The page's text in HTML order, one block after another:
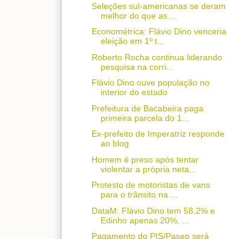
Seleções sul-americanas se deram
melhor do que as ...
Econométrica: Flávio Dino venceria
eleição em 1º t...
Roberto Rocha continua liderando
pesquisa na corri...
Flávio Dino ouve população no
interior do estado
Prefeitura de Bacabeira paga
primeira parcela do 1...
Ex-prefeito de Imperatriz responde
ao blog
Homem é preso após tentar
violentar a própria neta...
Protesto de motoristas de vans
para o trânsito na ...
DataM: Flávio Dino tem 58,2% e
Edinho apenas 20%, ...
Pagamento do PIS/Pasep será